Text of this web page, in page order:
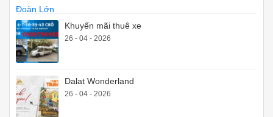
Khuyến mãi thuê xe
26 - 04 - 2026
Dalat Wonderland
26 - 04 - 2026